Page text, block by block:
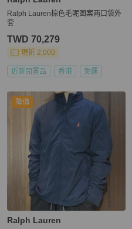
Ralph Lauren棕色毛呢图案两口袋外
套
TWD 70,279
現折 2,000
近新閒置品 香港 免運
降價
Ralph Lauren